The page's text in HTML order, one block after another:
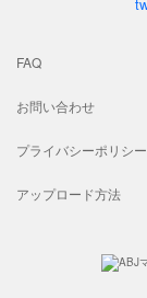
FAQ
お問い合わせ
プライバシーポリシー
アップロード方法